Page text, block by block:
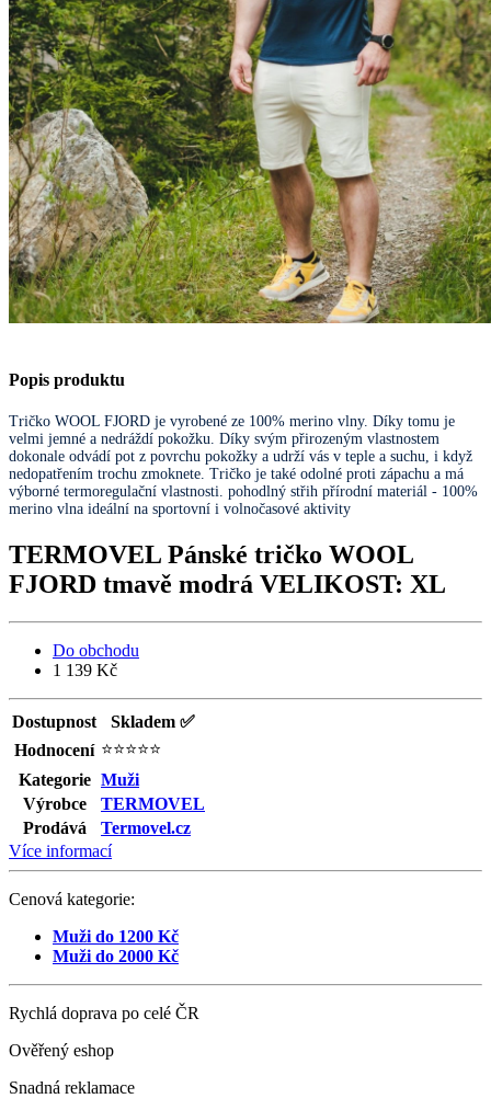
Popis produktu
Tričko WOOL FJORD je vyrobené ze 100% merino vlny. Díky tomu je
velmi jemné a nedráždí pokožku. Díky svým přirozeným vlastnostem
dokonale odvádí pot z povrchu pokožky a udrží vás v teple a suchu, i když
nedopatřením trochu zmoknete. Tričko je také odolné proti zápachu a má
výborné termoregulační vlastnosti. pohodlný střih přírodní materiál - 100%
merino vlna ideální na sportovní i volnočasové aktivity
TERMOVEL Pánské tričko WOOL
FJORD tmavě modrá VELIKOST: XL
Do obchodu
1 139 Kč
Dostupnost
Skladem ✅
Hodnocení ⭐⭐⭐⭐⭐
Kategorie Muži
Výrobce
TERMOVEL
Prodává
Termovel.cz
Více informací
Cenová kategorie:
Muži do 1200 Kč
Muži do 2000 Kč
Rychlá doprava po celé ČR
Ověřený eshop
Snadná reklamace